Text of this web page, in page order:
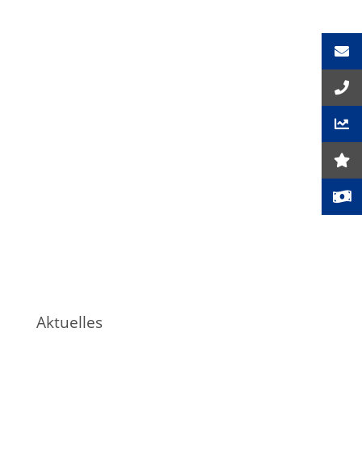
Aktuelles